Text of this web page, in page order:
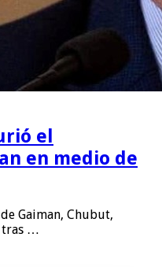
el
en medio de
Gaiman, Chubut,
tras …